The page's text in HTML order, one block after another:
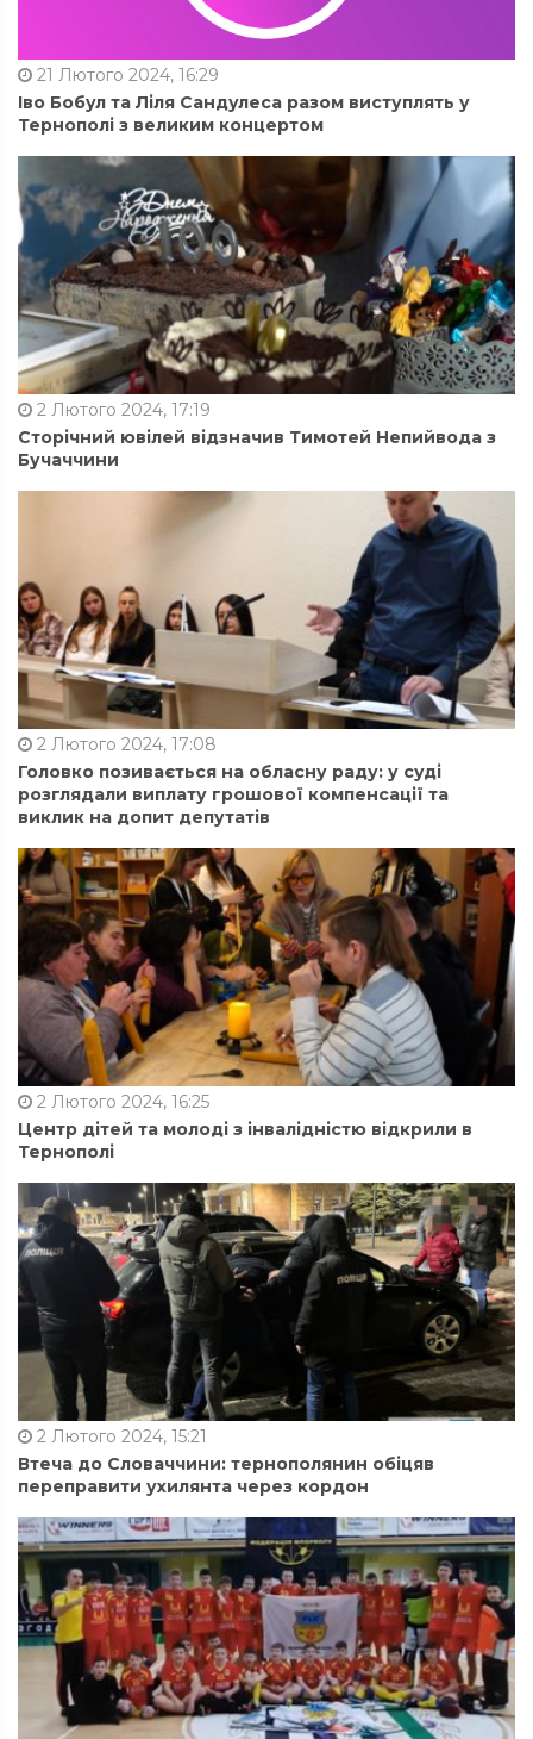
21 Лютого 2024, 16:29
Іво Бобул та Ліля Сандулеса разом виступлять у
Тернополі з великим концертом
2 Лютого 2024, 17:19
Сторічний ювілей відзначив Тимотей Непийвода з
Бучаччини
2 Лютого 2024, 17:08
Головко позивається на обласну раду: у суді
розглядали виплату грошової компенсації та
виклик на допит депутатів
2 Лютого 2024, 16:25
Центр дітей та молоді з інвалідністю відкрили в
Тернополі
2 Лютого 2024, 15:21
Втеча до Словаччини: тернополянин обіцяв
переправити ухилянта через кордон